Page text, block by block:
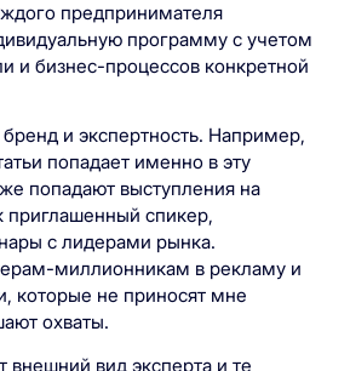
предпринимателя
программу с учетом
и бизнес-процессов конкретной
и экспертность. Например,
попадает именно в эту
попадают выступления на
приглашенный спикер,
с лидерами рынка.
миллионникам в рекламу и
которые не приносят мне
охваты.
вид эксперта и те